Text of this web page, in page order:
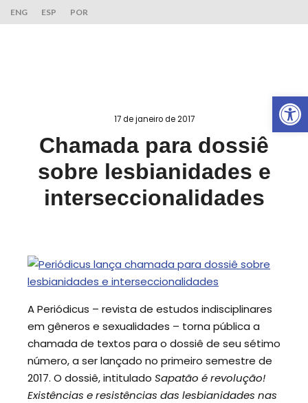
ENG ESP POR
17 de janeiro de 2017
Chamada para dossiê
sobre lesbianidades e
interseccionalidades
A Periódicus – revista de estudos indisciplinares
em gêneros e sexualidades – torna pública a
chamada de textos para o dossiê de seu sétimo
número, a ser lançado no primeiro semestre de
2017. O dossiê, intitulado Sapatão é revolução!
Existências e resistências das lesbianidades nas